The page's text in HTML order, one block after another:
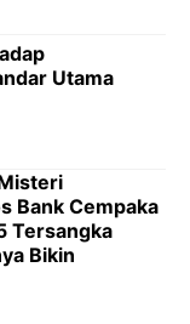
Utama
Bank Cempaka
Tersangka
Bikin